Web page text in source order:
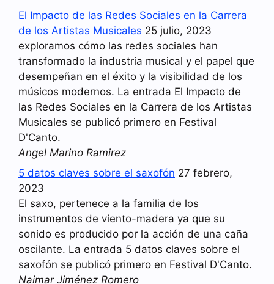
El Impacto de las Redes Sociales en la Carrera
de los Artistas Musicales 25 julio, 2023
exploramos cómo las redes sociales han
transformado la industria musical y el papel que
desempeñan en el éxito y la visibilidad de los
músicos modernos. La entrada El Impacto de
las Redes Sociales en la Carrera de los Artistas
Musicales se publicó primero en Festival
D'Canto.
Angel Marino Ramirez
5 datos claves sobre el saxofón 27 febrero,
2023
El saxo, pertenece a la familia de los
instrumentos de viento-madera ya que su
sonido es producido por la acción de una caña
oscilante. La entrada 5 datos claves sobre el
saxofón se publicó primero en Festival D'Canto.
Naimar Jiménez Romero